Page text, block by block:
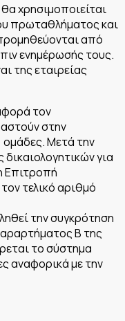
χρησιμοποιείται
πρωταθλήματος και
από
ενημέρωσής τους.
της εταιρείας
τον
στην
Μετά την
για
Επιτροπή
τελικό αριθμό
την συγκρότηση
Β της
το σύστημα
αναφορικά με την